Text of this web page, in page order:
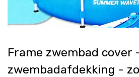
Frame zwembad cover
zwembadafdekking -